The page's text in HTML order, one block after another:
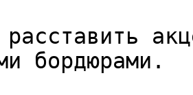
бордюрами.